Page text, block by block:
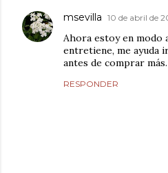
msevilla 10 de abril de
Ahora estoy en modo
entretiene, me ayuda
antes de comprar más.
RESPONDER